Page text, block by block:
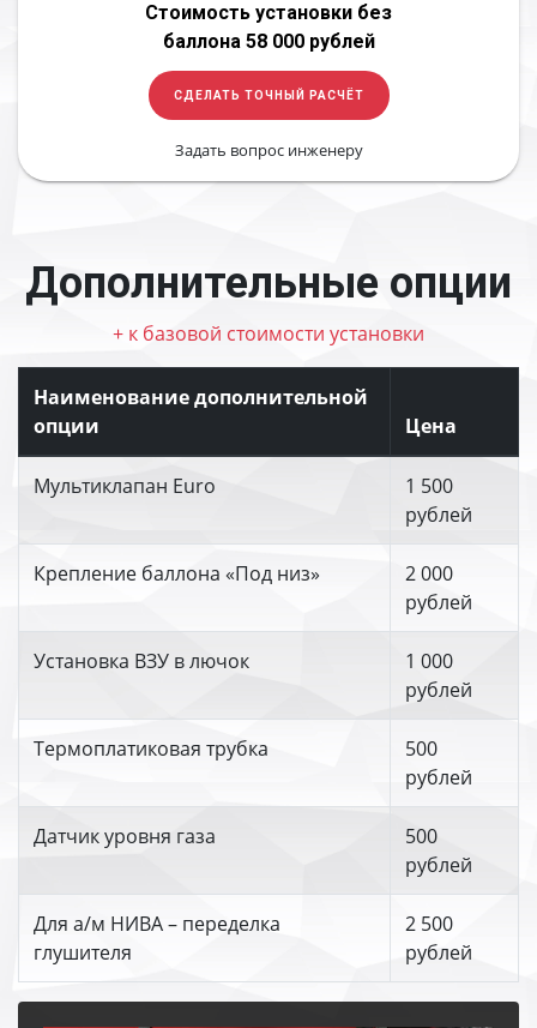
Стоимость установки без
баллона 58 000 рублей
СДЕЛАТЬ ТОЧНЫЙ РАСЧЁТ
Задать вопрос инженеру
Дополнительные опции
+ к базовой стоимости установки
Наименование дополнительной
опции
Цена
Мультиклапан Euro
1 500
рублей
Крепление баллона «Под низ»
2 000
рублей
Установка ВЗУ в лючок
1 000
рублей
Термоплатиковая трубка
500
рублей
Датчик уровня газа
500
рублей
Для а/м НИВА – переделка
глушителя
2 500
рублей